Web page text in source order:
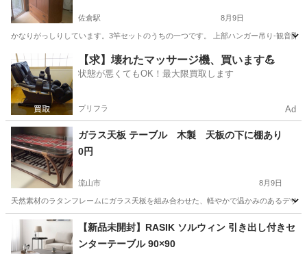
佐倉駅 8月9日
かなりがっしりしています。3竿セットのうちの一つです。 上部ハンガー吊り-
千葉 佐倉市 佐倉駅 収納家具
【求】壊れたマッサージ機、買います💪
状態が悪くてもOK！最大限買取します
プリフラ Ad
ガラス天板 テーブル 木製 天板の下に棚あり
0円
流山市 8月9日
天然素材のラタンフレームにガラス天板を組み合わせた、軽やかで温かみのあるデザ
千葉 流山市 テーブル
【新品未開封】RASIK ソルウィン 引き出し付きセ
ンターテーブル 90×90